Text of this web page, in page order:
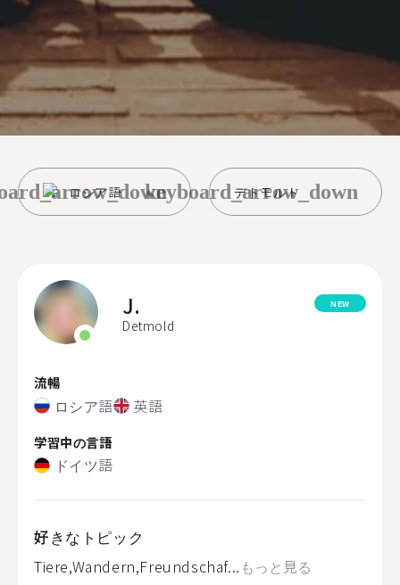
ロシア語 デトモルト
keyboard_arrow_down
J.
Detmold
NEW
流暢
ロシア語 英語
学習中の言語
ドイツ語
好きなトピック
Tiere,Wandern,Freundschaf... もっと見る